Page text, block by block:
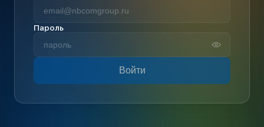
Пароль
Войти